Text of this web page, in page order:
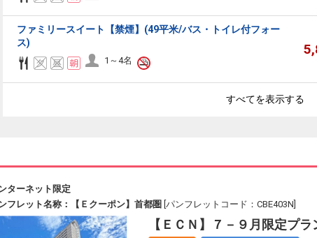
ファミリースイート【禁煙】(49平米/バス・トイレ付フォー
ス)
1～4名
すべてを表示する
ターネット限定
フレット名称：【Ｅクーポン】首都圏 [パンフレットコード：CBE403N]
【ＥＣＮ】７－９月限定プ